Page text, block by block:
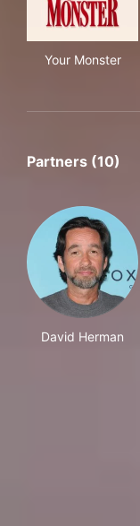
Your Monster
Partners (10)
David Herman